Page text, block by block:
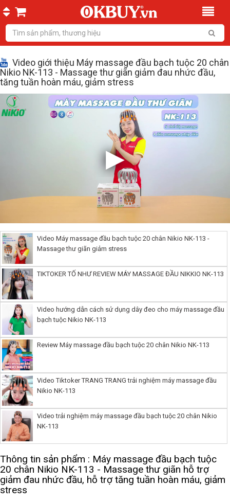
Video giới thiệu Máy massage đầu bạch tuộc 20 chân
Nikio NK-113 - Massage thư giãn giảm đau nhức đầu,
tăng tuần hoàn máu, giảm stress
Video Máy massage đầu bạch tuộc 20 chân Nikio NK-113 -
Massage thư giãn giảm stress
TIKTOKER TỐ NHƯ REVIEW MÁY MASSAGE ĐẦU NIKKIO NK-113
Video hướng dẫn cách sử dụng dây đeo cho máy massage đầu
bạch tuộc Nikio NK-113
Review Máy massage đầu bạch tuộc 20 chân Nikio NK-113
Video Tiktoker TRANG TRANG trải nghiệm máy massage đầu
Nikio NK-113
Video trải nghiệm máy massage đầu bạch tuộc 20 chân Nikio
NK-113
Thông tin sản phẩm : Máy massage đầu bạch tuộc
20 chân Nikio NK-113 - Massage thư giãn hỗ trợ
giảm đau nhức đầu, hỗ trợ tăng tuần hoàn máu, giảm
stress